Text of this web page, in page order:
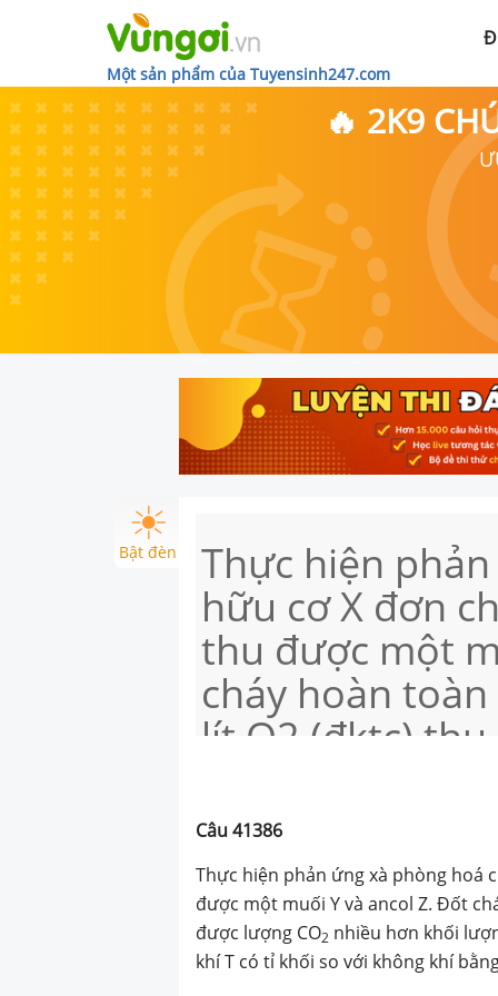
Một sản phẩm của Tuyensinh247.com
🔥 2K9
Bật đèn Thực hiện
hữu cơ X đơn
thu được một
cháy hoàn
lít O2 (đktc)
Nung Y với vôi
tỉ khối so với
CTCT của X là:
Câu41386
Thực hiện phản ứng xà phòng hoá
được một muối Y và ancol Z. Đốt
được lượng CO2 nhiều hơn khối
khí T có tỉ khối so với không khí bằng